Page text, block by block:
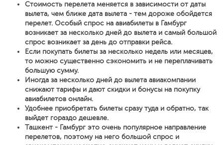
Стоимость перелета меняется в зависимости от даты
вылета, чем ближе дата вылета - тем дороже обойдется
перелет. Особый спрос на авиабилеты в Гамбург
возникает за несколько дней до вылета и самый большой
спрос возникает за день до отправки рейса.
Если покупать билеты за несколько недель или месяцев,
то можно существенно сэкономить и не переплачивать
большую сумму.
Иногда за несколько дней до вылета авиакомпании
снижают тарифы и дают скидки и бонусы на покупку
авиабилетов онлайн.
Удобнее приобретать билеты сразу туда и обратно, так
выйдет гораздо дешевле.
Ташкент - Гамбург это очень популярное направление
перелетов, поэтому на него большой спрос и